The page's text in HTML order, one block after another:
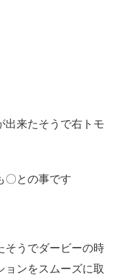
出来たそうで右トモ
〇との事です
そうでダービーの時
ョンをスムーズに取